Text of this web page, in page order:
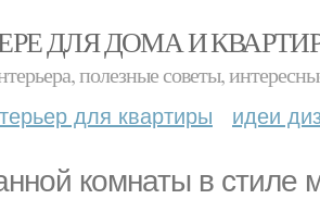
ДЛЯ ДОМА И
полезные советы,
для квартиры идеи
комнаты в стиле